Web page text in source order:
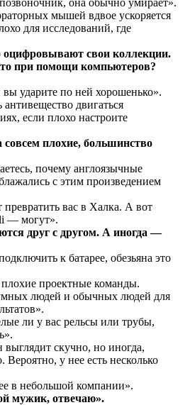
мышей вдвое ускоряется
для исследований, где
оцифровывают свои коллекции.
при помощи компьютеров?
вы ударите по ней хорошенько».
двигаться
если плохо настроите
совсем плохие, большинство
почему англоязычные
с этим произведением
вас в Халка. А вот
— могут».
друг с другом. А иногда —
к батарее, обезьяна это
проектные команды.
людей и обычных людей для
ли у вас рельсы или трубы,
выглядит скучно, но иногда,
Вероятно, у нее есть несколько
в небольшой компании».
мужик, отвечаю».